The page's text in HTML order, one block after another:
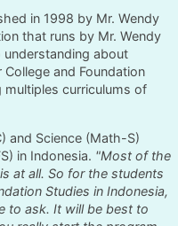
in 1998 by Mr. Wendy
that runs by Mr. Wendy
understanding about
and Foundation
multiples curriculums of
and Science (Math-S)
in Indonesia. "Most of the
at all. So for the students
Studies in Indonesia,
to ask. It will be best to